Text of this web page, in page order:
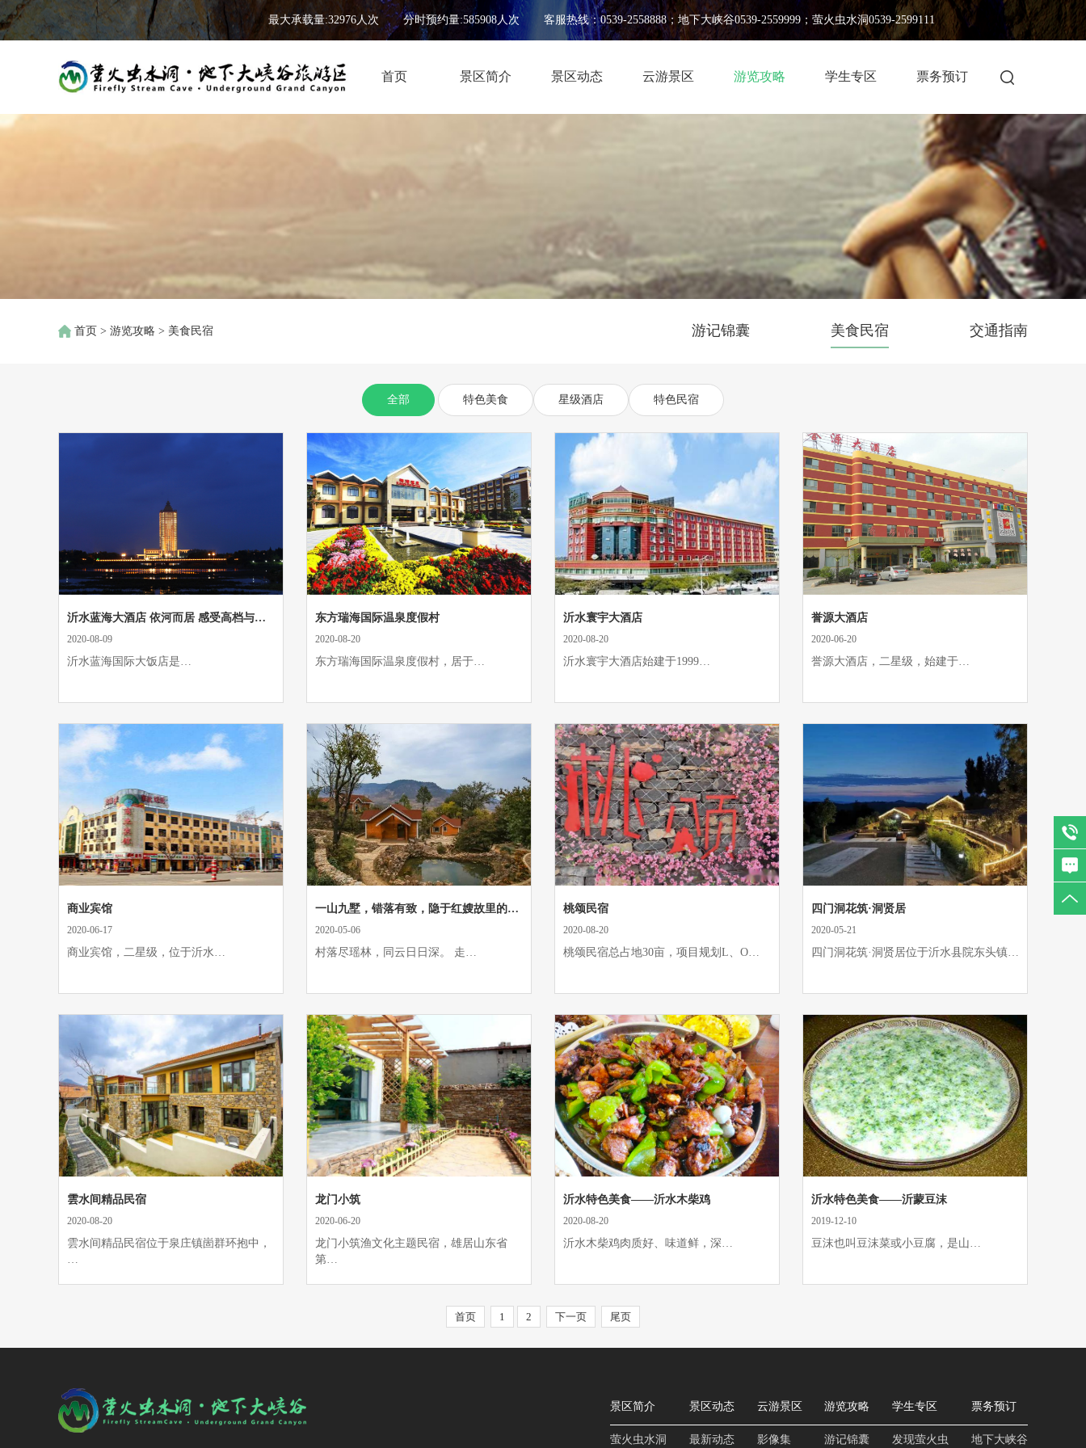
最大承载量:32976人次 分时预约量:585908人次 客服热线：0539-2558888；地下大峡谷0539-2559999；萤火虫水洞0539-2599111
首页 景区简介 景区动态 云游景区 游览攻略 学生专区 票务预订
首页 > 游览攻略 > 美食民宿 游记锦囊 美食民宿 交通指南
全部 特色美食 星级酒店 特色民宿
沂水蓝海大酒店 依河而居 感受高档与宁静
2020-08-09
沂水蓝海国际大饭店是…
东方瑞海国际温泉度假村
2020-08-20
东方瑞海国际温泉度假村，居于…
沂水寰宇大酒店
2020-08-20
沂水寰宇大酒店始建于1999…
誉源大酒店
2020-06-20
誉源大酒店，二星级，始建于…
商业宾馆
2020-06-17
商业宾馆，二星级，位于沂水…
一山九墅，错落有致，隐于红嫂故里的山林美宿!
2020-05-06
村落尽瑶林，同云日日深。 走…
桃颂民宿
2020-08-20
桃颂民宿总占地30亩，项目规划L、O…
四门洞花筑·洞贤居
2020-05-21
四门洞花筑·洞贤居位于沂水县院东头镇…
雲水间精品民宿
2020-08-20
雲水间精品民宿位于泉庄镇崮群环抱中，
…
龙门小筑
2020-06-20
龙门小筑渔文化主题民宿，雄居山东省
第…
沂水特色美食——沂水木柴鸡
2020-08-20
沂水木柴鸡肉质好、味道鲜，深…
沂水特色美食——沂蒙豆沫
2019-12-10
豆沫也叫豆沫菜或小豆腐，是山…
首页 1 2 下一页 尾页
景区简介
萤火虫水洞
景区动态
最新动态
云游景区
影像集
游览攻略
游记锦囊
学生专区
发现萤火虫
票务预订
地下大峡谷